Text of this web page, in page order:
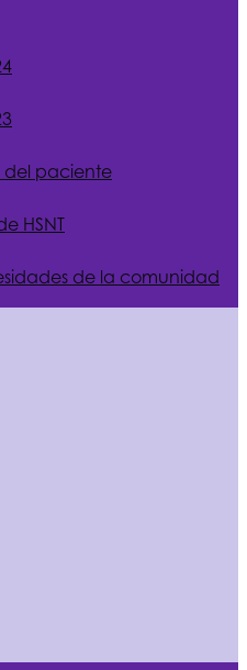
del paciente
HSNT
de la comunidad